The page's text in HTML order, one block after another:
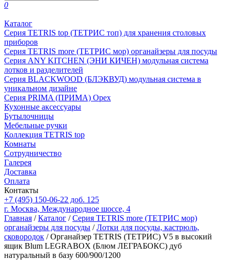
0
Каталог
Серия TETRIS top (ТЕТРИС топ) для хранения столовых
приборов
Серия TETRIS more (ТЕТРИС мор) органайзеры для посуды
Серия ANY KITCHEN (ЭНИ КИЧЕН) модульная система
лотков и разделителей
Серия BLACKWOOD (БЛЭКВУД) модульная система в
уникальном дизайне
Серия PRIMA (ПРИМА) Орех
Кухонные аксессуары
Бутылочницы
Мебельные ручки
Коллекция TETRIS top
Комнаты
Сотрудничество
Галерея
Доставка
Оплата
Контакты
+7 (495) 150-06-22 доб. 125
г. Москва, Международное шоссе, 4
Главная /Каталог /Серия TETRIS more (ТЕТРИС мор)
органайзеры для посуды /Лотки для посуды, кастрюль,
сковородок / Органайзер TETRIS (ТЕТРИС) V5 в высокий
ящик Blum LEGRABOX (Блюм ЛЕГРАБОКС) дуб
натуральный в базу 600/900/1200